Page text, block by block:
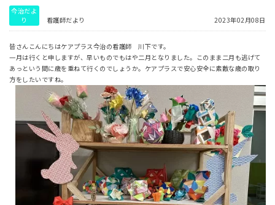
実践報告
リクルート
お問い合わせ
体験希望
今治だよ
り
看護師だより 2023年02月08日
皆さんこんにちはケアプラス今治の看護師 川下です。
一月は行くと申しますが、早いものでもはや二月となりました。このまま二月も逃げて
あっという間に歳を重ねて行くのでしょうか。ケアプラスで安心安全に素敵な歳の取り
方をしたいですね。